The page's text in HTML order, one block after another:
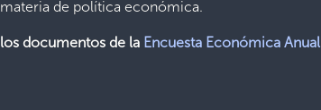
de política económica.
documentos de la Encuesta Económica Anual